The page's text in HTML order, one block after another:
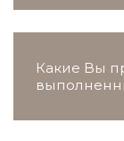
Какие Вы